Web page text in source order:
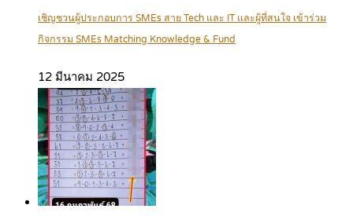
เชิญชวนผู้ประกอบการ SMEs สาย Tech และ IT และผู้ที่สนใจ เข้าร่วม
กิจกรรม SMEs Matching Knowledge & Fund
12 มีนาคม 2025